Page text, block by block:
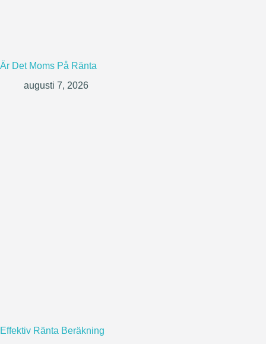
Är Det Moms På Ränta
augusti 7, 2026
Effektiv Ränta Beräkning